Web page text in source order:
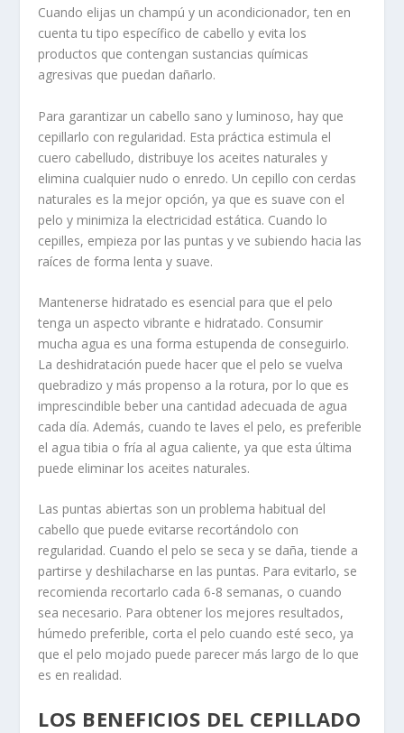
Cuando elijas un champú y un acondicionador, ten en
cuenta tu tipo específico de cabello y evita los
productos que contengan sustancias químicas
agresivas que puedan dañarlo.
Para garantizar un cabello sano y luminoso, hay que
cepillarlo con regularidad. Esta práctica estimula el
cuero cabelludo, distribuye los aceites naturales y
elimina cualquier nudo o enredo. Un cepillo con cerdas
naturales es la mejor opción, ya que es suave con el
pelo y minimiza la electricidad estática. Cuando lo
cepilles, empieza por las puntas y ve subiendo hacia las
raíces de forma lenta y suave.
Mantenerse hidratado es esencial para que el pelo
tenga un aspecto vibrante e hidratado. Consumir
mucha agua es una forma estupenda de conseguirlo.
La deshidratación puede hacer que el pelo se vuelva
quebradizo y más propenso a la rotura, por lo que es
imprescindible beber una cantidad adecuada de agua
cada día. Además, cuando te laves el pelo, es preferible
el agua tibia o fría al agua caliente, ya que esta última
puede eliminar los aceites naturales.
Las puntas abiertas son un problema habitual del
cabello que puede evitarse recortándolo con
regularidad. Cuando el pelo se seca y se daña, tiende a
partirse y deshilacharse en las puntas. Para evitarlo, se
recomienda recortarlo cada 6-8 semanas, o cuando
sea necesario. Para obtener los mejores resultados,
húmedo preferible, corta el pelo cuando esté seco, ya
que el pelo mojado puede parecer más largo de lo que
es en realidad.
LOS BENEFICIOS DEL CEPILLADO